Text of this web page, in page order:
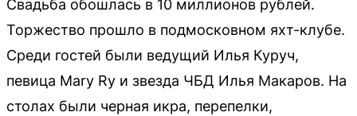
Свадьба обошлась в 10 миллионов рублей.
Торжество прошло в подмосковном яхт-клубе.
Среди гостей были ведущий Илья Куруч,
певица Mary Ry и звезда ЧБД Илья Макаров. На
столах были черная икра, перепелки,